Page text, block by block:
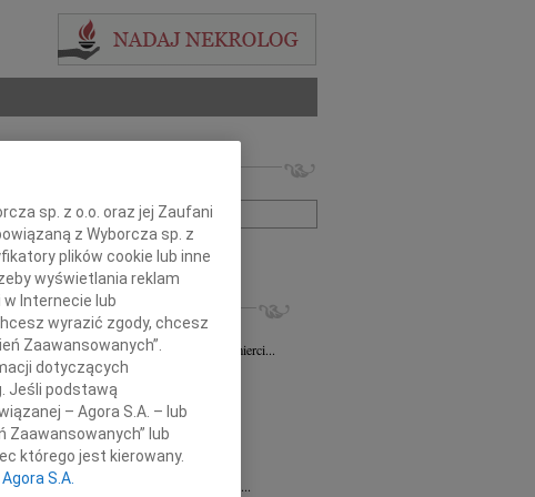
nekrologów i wspomnień
+ szukanie zaawansowane
NEKROLOGI
Tadeusz Gapiński 03.08.2026Łódź
Z dużym żalem przyjęliśmy wiadomość o śmierci...
31.07.2026Łódź
Wyrazy głębokiego współczucia dla...
29.07.2026
Łódź
Wyrazy współczucia Pani Janinie...
27.07.2026Łódź
Pani Joannie Nowińskiej wyrazy głębokiego...
sp. z o.o. oraz jej Zaufani
z Wyborcza sp. z
plików cookie lub inne
wyświetlania reklam
Internecie lub
wyrazić zgody, chcesz
Zaawansowanych”.
dotyczących
Jeśli podstawą
– Agora S.A. – lub
Zaawansowanych” lub
którego jest kierowany.
S.A.